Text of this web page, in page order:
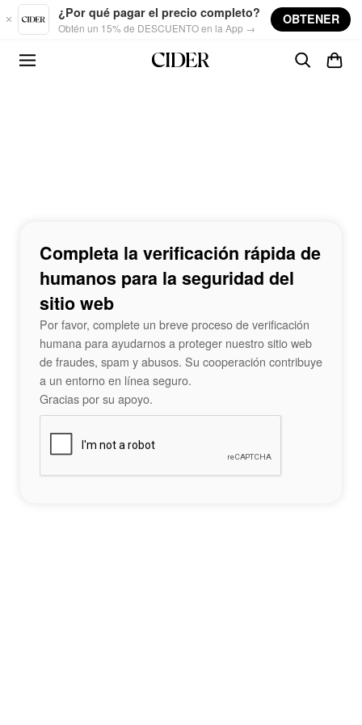
Skip to main content
¿Por qué pagar el precio completo?
Obtén un 15% de DESCUENTO en la App →
OBTENER
Completa la verificación rápida de
humanos para la seguridad del
sitio web
Por favor, complete un breve proceso de verificación
humana para ayudarnos a proteger nuestro sitio web
de fraudes, spam y abusos. Su cooperación contribuye
a un entorno en línea seguro.
Gracias por su apoyo.